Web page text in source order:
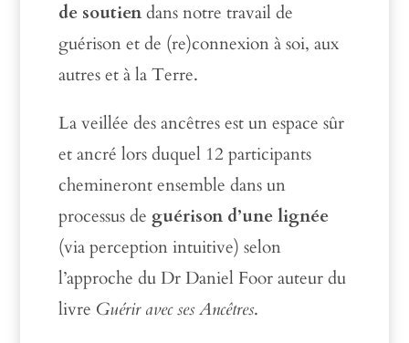
de soutiendans notre travail de
guérison et de (re)connexion à soi, aux
autres et à la Terre.
La veillée des ancêtres est un espace sûr
et ancré lors duquel 12 participants
chemineront ensemble dans un
processus de guérison d’une lignée
(via perception intuitive) selon
l’approche du Dr Daniel Foor auteur du
livre Guérir avec ses Ancêtres.